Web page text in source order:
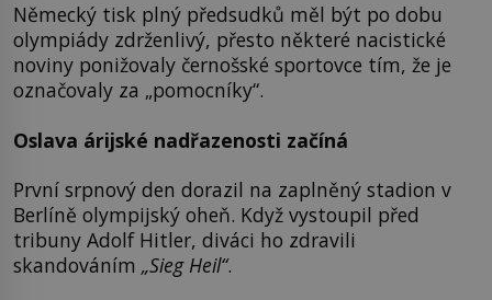
Německý tisk plný předsudků měl být po dobu
olympiády zdrženlivý, přesto některé nacistické
noviny ponižovaly černošské sportovce tím, že je
označovaly za „pomocníky“.
Oslava árijské nadřazenosti začíná
První srpnový den dorazil na zaplněný stadion v
Berlíně olympijský oheň. Když vystoupil před
tribuny Adolf Hitler, diváci ho zdravili
skandováním „Sieg Heil“.